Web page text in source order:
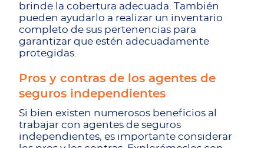
brinde la cobertura adecuada. También
pueden ayudarlo a realizar un inventario
completo de sus pertenencias para
garantizar que estén adecuadamente
protegidas.
Pros y contras de los agentes de
seguros independientes
Si bien existen numerosos beneficios al
trabajar con agentes de seguros
independientes, es importante considerar